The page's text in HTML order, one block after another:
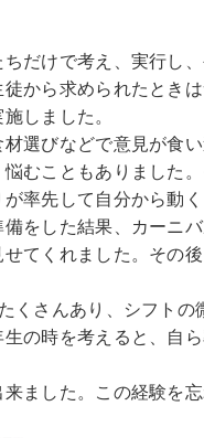
だけで考え、実行し
から求められたとき
しました。
選びなどで意見が食
むこともありました
率先して自分から動
をした結果、カーニ
てくれました。その
くさんあり、シフトの
の時を考えると、自
ました。この経験を